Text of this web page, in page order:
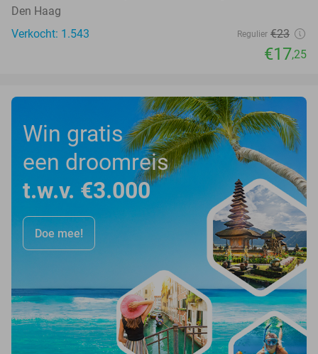
Den Haag
Verkocht: 1.543
Regulier €23
€17,25
Win gratis
een droomreis
t.w.v. €3.000
Doe mee!